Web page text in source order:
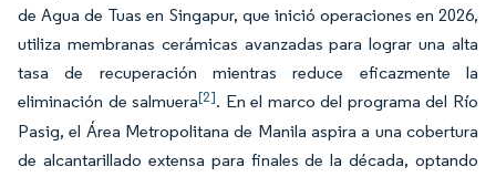
de Agua de Tuas en Singapur, que inició operaciones en 2026,
utiliza membranas cerámicas avanzadas para lograr una alta
tasa de recuperación mientras reduce eficazmente la
eliminación de salmuera[2]. En el marco del programa del Río
Pasig, el Área Metropolitana de Manila aspira a una cobertura
de alcantarillado extensa para finales de la década, optando